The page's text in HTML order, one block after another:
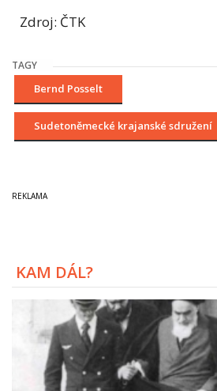
Zdroj: ČTK
TAGY
Bernd Posselt
Sudetoněmecké krajanské sdružení
KAM DÁL?